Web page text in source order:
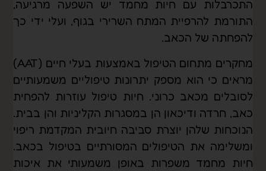
התכרבלות עם חיות מחמד יש השפעה מרגיעה,
התורמת להרפיית המתח השרירי בגוף, ועלי ידי כך
להפחתה של הכאב.
מחקרים מתחום הטיפול באמצעות בעלי חיים (AAT)
מראים כי הוא מספק יתרונות טיפוליים משמעותיים
לסובלים מכאב כרוני. חיות טיפול עוזרות להפחית
כאב, חרדה ודיכאון הן במסגרות הקליניות והן בבית.
הנוכחות שלהן יוצרת סביבה חיובית המקדמת ריפוי
ומשלימה את הטיפולים המסורתיים בטיפול בכאב.
חיות מחמד משפרות באופן משמעותי את איכות